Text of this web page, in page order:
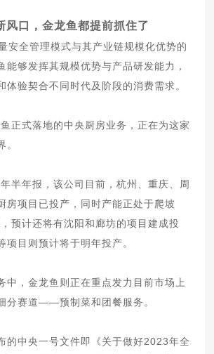
风口，金龙鱼都提前抓住了
安全管理模式与其产业链规模化优势的
能够发挥其规模优势与产品研发能力，
体验契合不同时代及阶段的消费需求。
正式落地的中央厨房业务，正在为这家
。
半年报，该公司目前，杭州、重庆、周
房项目已投产，同时产能正处于爬坡
预计还将有沈阳和廊坊的项目建成投
项目则预计将于明年投产。
中，金龙鱼则正在重点发力目前市场上
分赛道——预制菜和团餐服务。
的中央一号文件即《关于做好2023年全